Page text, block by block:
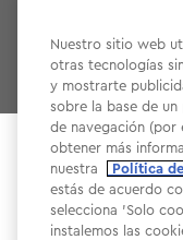
It looks like
At which
Ayuda y
Empresa
Nuestro sitio web
otras tecnologías
y mostrarte
sobre la base de
de navegación (por
obtener más
nuestra
Política
estás de acuerdo
selecciona 'Solo
instalemos las